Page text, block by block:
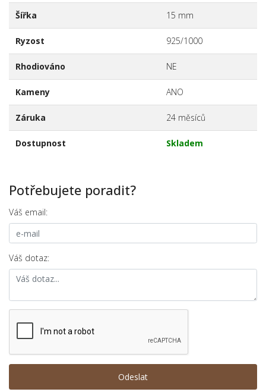
Šířka 15 mm
Ryzost 925/1000
Rhodiováno NE
Kameny ANO
Záruka 24 měsíců
Dostupnost Skladem
Potřebujete poradit?
Váš email:
Váš dotaz: